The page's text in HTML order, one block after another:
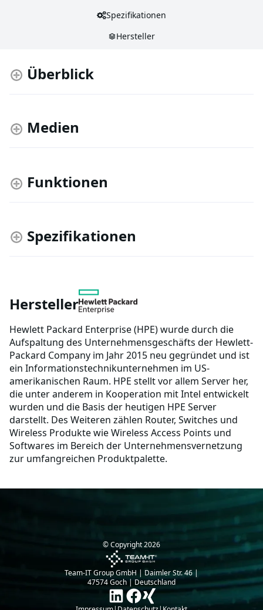
Spezifikationen
Hersteller
Überblick
Medien
Funktionen
Spezifikationen
Hersteller
Hewlett Packard Enterprise (HPE) wurde durch die
Aufspaltung des Unternehmensgeschäfts der Hewlett-
Packard Company im Jahr 2015 neu gegründet und ist
ein Informationstechnikunternehmen im US-
amerikanischen Raum. HPE stellt vor allem Server her,
die unter anderem in Kooperation mit Intel entwickelt
wurden und die Basis der heutigen HPE Server
darstellt. Des Weiteren zählen Router, Switches und
Wireless Produkte wie Wireless Access Points und
Softwares im Bereich der Unternehmensvernetzung
zur umfangreichen Produktpalette.
© Copyright2026
Team-IT Group GmbH | Daimler Str. 46 |
47574 Goch | Deutschland